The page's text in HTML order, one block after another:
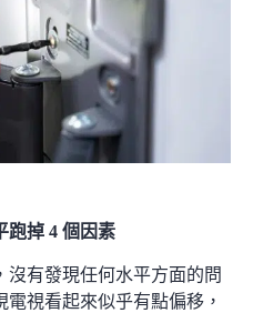
跑掉 4 個因素
沒有發現任何水平方面的問
視看起來似乎有點偏移，